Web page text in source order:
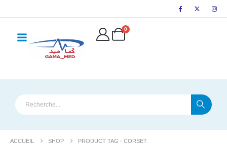
0
ACCUEIL SHOP PRODUCT TAG - CORSET